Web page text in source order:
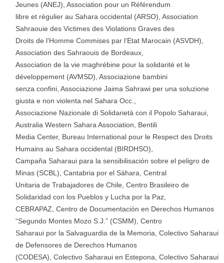
Jeunes (ANEJ), Association pour un Référendum
libre et régulier au Sahara occidental (ARSO), Association
Sahraouie des Victimes des Violations Graves des
Droits de l’Homme Commises par l’Etat Marocain (ASVDH),
Association des Sahraouis de Bordeaux,
Association de la vie maghrébine pour la solidarité et le
développement (AVMSD), Associazione bambini
senza confini, Associazione Jaima Sahrawi per una soluzione
giusta e non violenta nel Sahara Occ.,
Associazione Nazionale di Solidarietà con il Popolo Saharaui,
Australia Western Sahara Association, Bentili
Media Center, Bureau International pour le Respect des Droits
Humains au Sahara occidental (BIRDHSO),
Campaña Saharaui para la sensibilisación sobre el peligro de
Minas (SCBL), Cantabria por el Sáhara, Central
Unitaria de Trabajadores de Chile, Centro Brasileiro de
Solidaridad con los Pueblos y Lucha por la Paz,
CEBRAPAZ, Centro de Documentación en Derechos Humanos
“Segundo Montes Mozo S.J.” (CSMM), Centro
Saharaui por la Salvaguardia de la Memoria, Colectivo Saharaui
de Defensores de Derechos Humanos
(CODESA), Colectivo Saharaui en Estepona, Colectivo Saharaui